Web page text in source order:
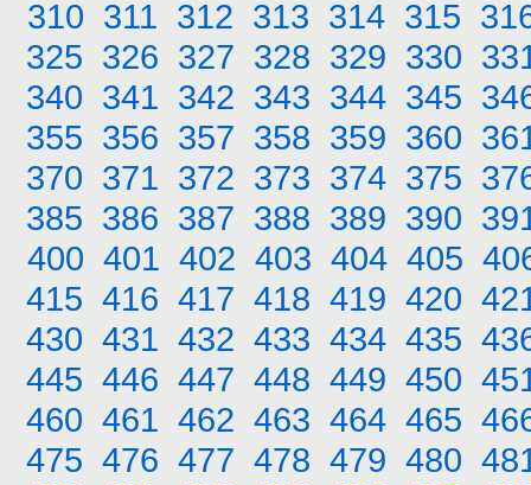
310 311 312 313 314 315
325 326 327 328 329 330
340 341 342 343 344 345
355 356 357 358 359 360
370 371 372 373 374 375
385 386 387 388 389 390
400 401 402 403 404 405
415 416 417 418 419 420
430 431 432 433 434 435
445 446 447 448 449 450
460 461 462 463 464 465
475 476 477 478 479 480